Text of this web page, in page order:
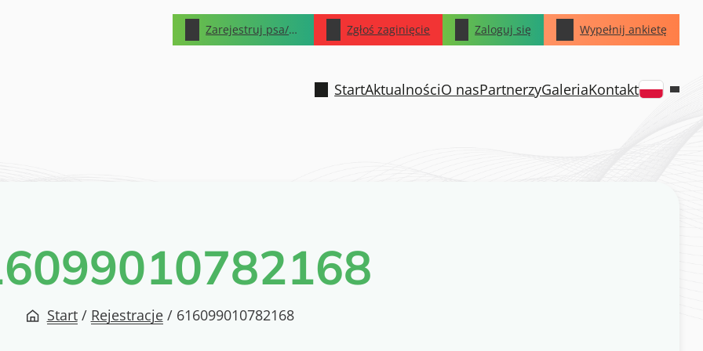
Zarejestruj psa/kota Zgłoś zaginięcie Zaloguj się Wypełnij ankietę
StartAktualnościO nasPartnerzyGaleriaKontakt
Start / Rejestracje / 616099010782168